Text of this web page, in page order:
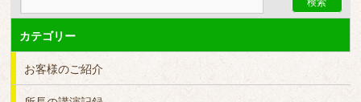
カテゴリー
お客様のご紹介